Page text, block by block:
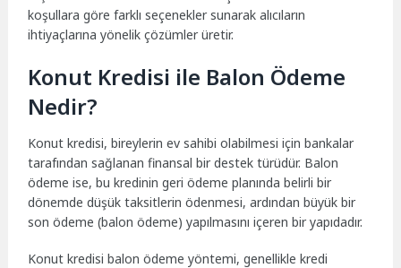
koşullara göre farklı seçenekler sunarak alıcıların
ihtiyaçlarına yönelik çözümler üretir.
Konut Kredisi ile Balon Ödeme
Nedir?
Konut kredisi, bireylerin ev sahibi olabilmesi için bankalar
tarafından sağlanan finansal bir destek türüdür. Balon
ödeme ise, bu kredinin geri ödeme planında belirli bir
dönemde düşük taksitlerin ödenmesi, ardından büyük bir
son ödeme (balon ödeme) yapılmasını içeren bir yapıdadır.
Konut kredisi balon ödeme yöntemi, genellikle kredi